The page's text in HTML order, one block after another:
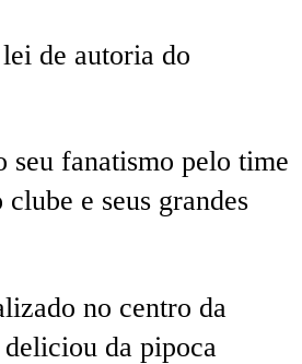
de autoria do
seu fanatismo pelo time
e seus grandes
no centro da
da pipoca